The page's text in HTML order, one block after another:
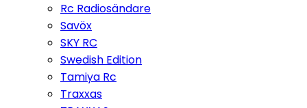
Rc Radiosändare
Savöx
SKY RC
Swedish Edition
Tamiya Rc
Traxxas